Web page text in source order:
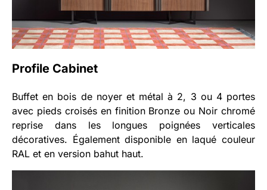
Profile Cabinet
Buffet en bois de noyer et métal à 2, 3 ou 4 portes
avec pieds croisés en finition Bronze ou Noir chromé
reprise dans les longues poignées verticales
décoratives. Également disponible en laqué couleur
RAL et en version bahut haut.